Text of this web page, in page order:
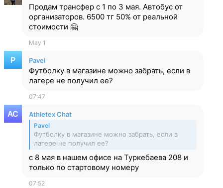
Продам трансфер с 1 по 3 мая. Автобус от
организаторов. 6500 тг 50% от реальной
стоимости 🤗
May 1
Pavel
Футболку в магазине можно забрать, если в
лагере не получил ее?
07:47
Athletex Chat
Pavel
Футболку в магазине можно забрать, если в
лагере не получил ее?
с 8 мая в нашем офисе на Туркебаева 208 и
только по стартовому номеру
07:52